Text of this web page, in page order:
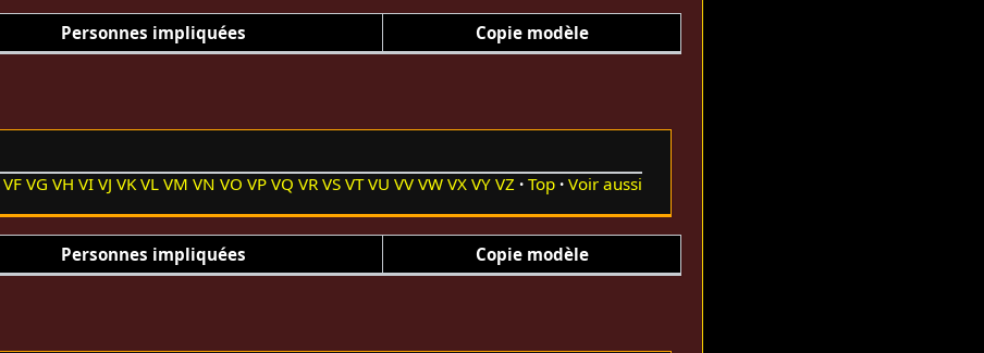
Personnes impliquées Copie modèle
VF VG VH VI VJ VK VL VM VN VO VP VQ VR VS VT VU VV VW VX VY VZ Top Voir aussi
Personnes impliquées Copie modèle